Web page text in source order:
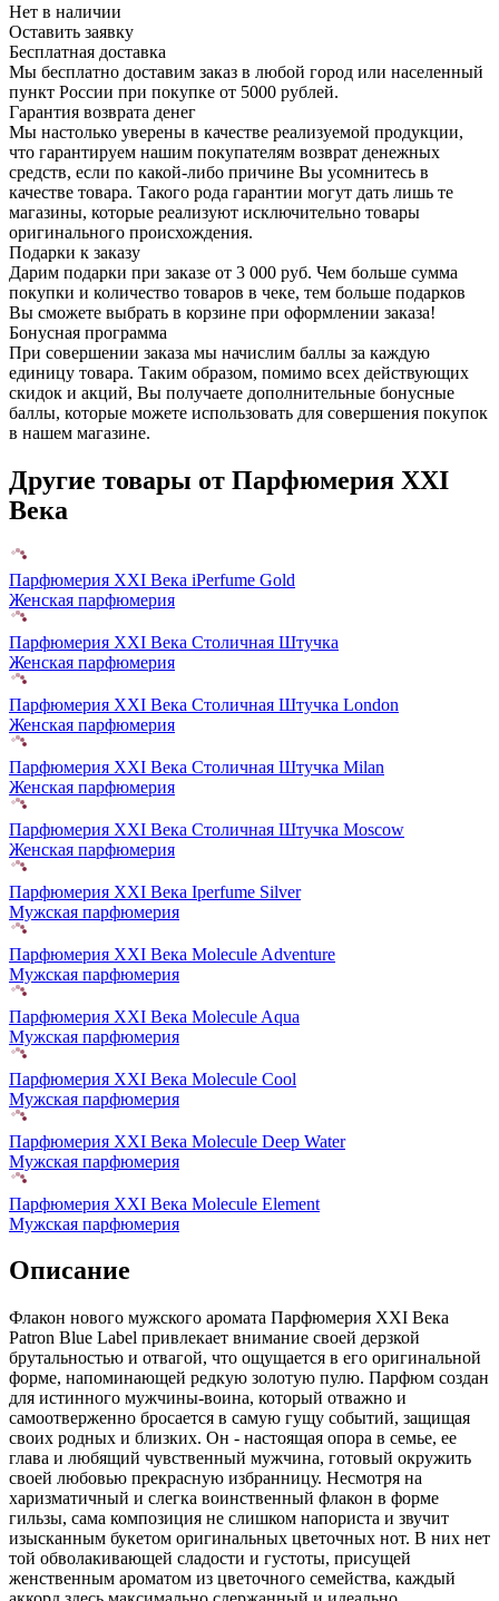
Нет в наличии
Оставить заявку
Бесплатная доставка
Мы бесплатно доставим заказ в любой город или населенный
пункт России при покупке от 5000 рублей.
Гарантия возврата денег
Мы настолько уверены в качестве реализуемой продукции,
что гарантируем нашим покупателям возврат денежных
средств, если по какой-либо причине Вы усомнитесь в
качестве товара. Такого рода гарантии могут дать лишь те
магазины, которые реализуют исключительно товары
оригинального происхождения.
Подарки к заказу
Дарим подарки при заказе от 3 000 руб. Чем больше сумма
покупки и количество товаров в чеке, тем больше подарков
Вы сможете выбрать в корзине при оформлении заказа!
Бонусная программа
При совершении заказа мы начислим баллы за каждую
единицу товара. Таким образом, помимо всех действующих
скидок и акций, Вы получаете дополнительные бонусные
баллы, которые можете использовать для совершения покупок
в нашем магазине.
Другие товары от Парфюмерия XXI
Века
Парфюмерия XXI Века iPerfume Gold
Женская парфюмерия
Парфюмерия XXI Века Столичная Штучка
Женская парфюмерия
Парфюмерия XXI Века Столичная Штучка London
Женская парфюмерия
Парфюмерия XXI Века Столичная Штучка Milan
Женская парфюмерия
Парфюмерия XXI Века Столичная Штучка Moscow
Женская парфюмерия
Парфюмерия XXI Века Iperfume Silver
Мужская парфюмерия
Парфюмерия XXI Века Molecule Adventure
Мужская парфюмерия
Парфюмерия XXI Века Molecule Aqua
Мужская парфюмерия
Парфюмерия XXI Века Molecule Cool
Мужская парфюмерия
Парфюмерия XXI Века Molecule Deep Water
Мужская парфюмерия
Парфюмерия XXI Века Molecule Element
Мужская парфюмерия
Описание
Флакон нового мужского аромата Парфюмерия XXI Века
Patron Blue Label привлекает внимание своей дерзкой
брутальностью и отвагой, что ощущается в его оригинальной
форме, напоминающей редкую золотую пулю. Парфюм создан
для истинного мужчины-воина, который отважно и
самоотверженно бросается в самую гущу событий, защищая
своих родных и близких. Он - настоящая опора в семье, ее
глава и любящий чувственный мужчина, готовый окружить
своей любовью прекрасную избранницу. Несмотря на
харизматичный и слегка воинственный флакон в форме
гильзы, сама композиция не слишком напориста и звучит
изысканным букетом оригинальных цветочных нот. В них нет
той обволакивающей сладости и густоты, присущей
женственным ароматом из цветочного семейства, каждый